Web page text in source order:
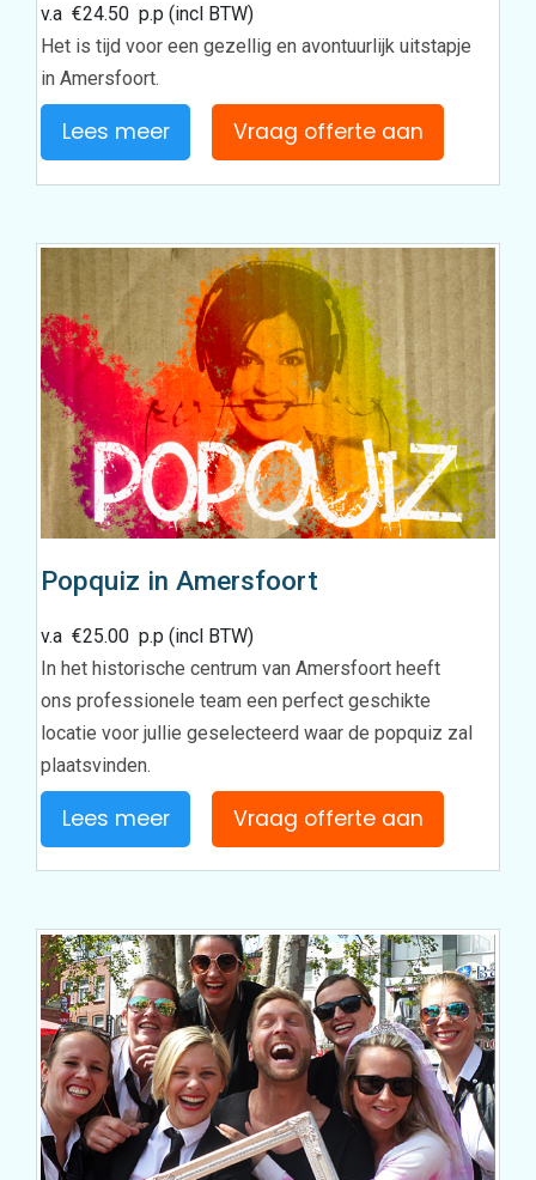
v.a€24.50 p.p (incl BTW)
Het is tijd voor een gezellig en avontuurlijk uitstapje
in Amersfoort.
Lees meer Vraag offerte aan
Popquiz in Amersfoort
v.a€25.00 p.p (incl BTW)
In het historische centrum van Amersfoort heeft
ons professionele team een perfect geschikte
locatie voor jullie geselecteerd waar de popquiz zal
plaatsvinden.
Lees meer Vraag offerte aan